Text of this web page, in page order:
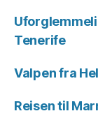
Tenerife
Valpen fra
Reisen til